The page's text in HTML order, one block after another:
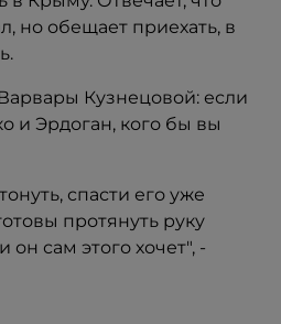
но обещает приехать, в
Кузнецовой: если
и Эрдоган, кого бы вы
спасти его уже
протянуть руку
сам этого хочет", -